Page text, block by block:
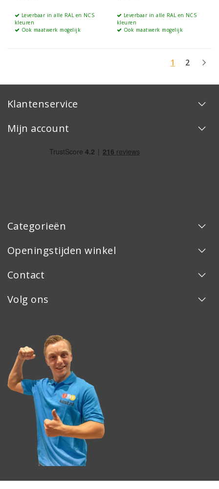
Leverbaar in alle RAL en NCS
kleuren
Ook maatwerk mogelijk
Leverbaar in alle RAL en NCS
kleuren
Ook maatwerk mogelijk
1 2
Klantenservice
Mijn account
Categorieën
Openingstijden winkel
Contact
Volg ons